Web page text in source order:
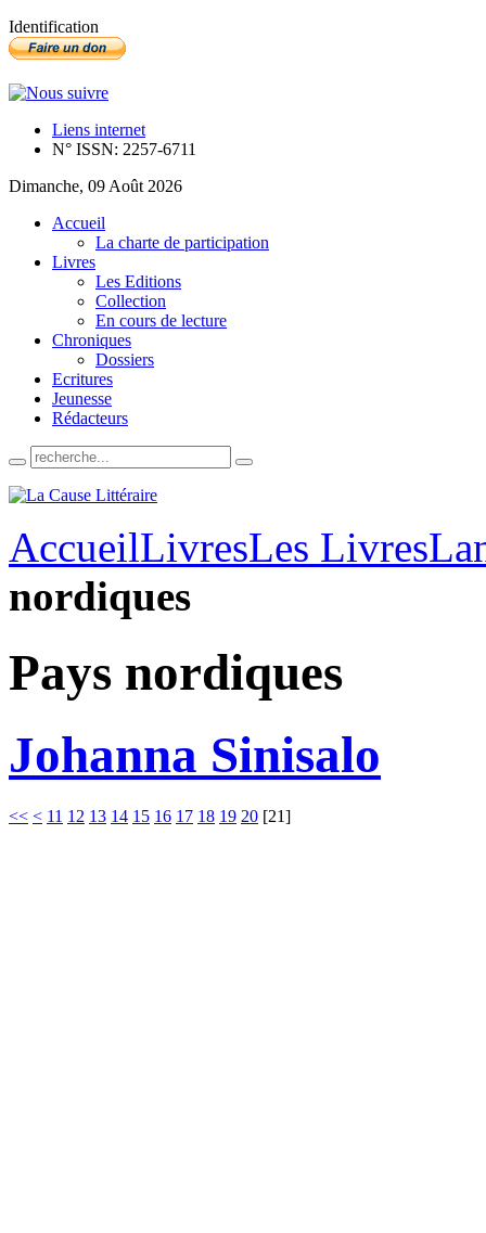
Identification
Liens internet
N° ISSN: 2257-6711
Dimanche, 09 Août 2026
Accueil
La charte de participation
Livres
Les Editions
Collection
En cours de lecture
Chroniques
Dossiers
Ecritures
Jeunesse
Rédacteurs
AccueilLivresLes Livres
nordiques
Pays nordiques
Johanna Sinisalo
<< < 11 12 13 14 15 16 17 18 19 20 [21]